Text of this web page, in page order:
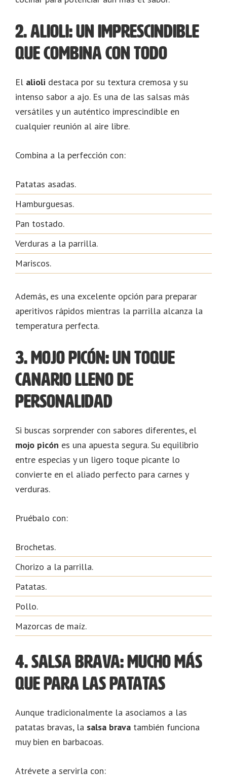
2. Alioli: un imprescindible
que combina con todo
El alioli destaca por su textura cremosa y su
intenso sabor a ajo. Es una de las salsas más
versátiles y un auténtico imprescindible en
cualquier reunión al aire libre.
Combina a la perfección con:
Patatas asadas.
Hamburguesas.
Pan tostado.
Verduras a la parrilla.
Mariscos.
Además, es una excelente opción para preparar
aperitivos rápidos mientras la parrilla alcanza la
temperatura perfecta.
3. Mojo picón: un toque
canario lleno de
personalidad
Si buscas sorprender con sabores diferentes, el
mojo picón es una apuesta segura. Su equilibrio
entre especias y un ligero toque picante lo
convierte en el aliado perfecto para carnes y
verduras.
Pruébalo con:
Brochetas.
Chorizo a la parrilla.
Patatas.
Pollo.
Mazorcas de maíz.
4. Salsa brava: mucho más
que para las patatas
Aunque tradicionalmente la asociamos a las
patatas bravas, la salsa brava también funciona
muy bien en barbacoas.
Atrévete a servirla con: